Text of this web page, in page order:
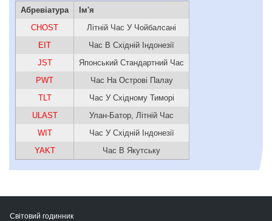
Абревіатура
Ім'я
CHOST
Літній Час У Чойбалсані
EIT
Час В Східній Індонезії
JST
Японський Стандартний Час
PWT
Час На Острові Палау
TLT
Час У Східному Тиморі
ULAST
Улан-Батор, Літній Час
WIT
Час У Східній Індонезії
YAKT
Час В Якутську
Світовий годинник